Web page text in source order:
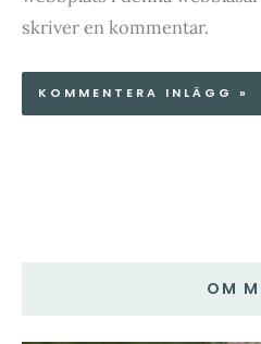
skriver en kommentar.
OM